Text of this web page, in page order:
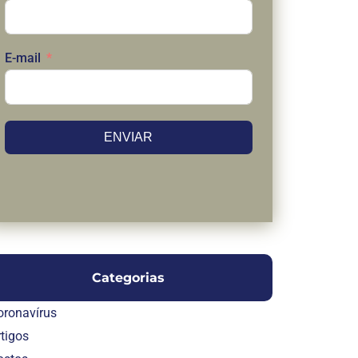
E-mail
ENVIAR
Categorias